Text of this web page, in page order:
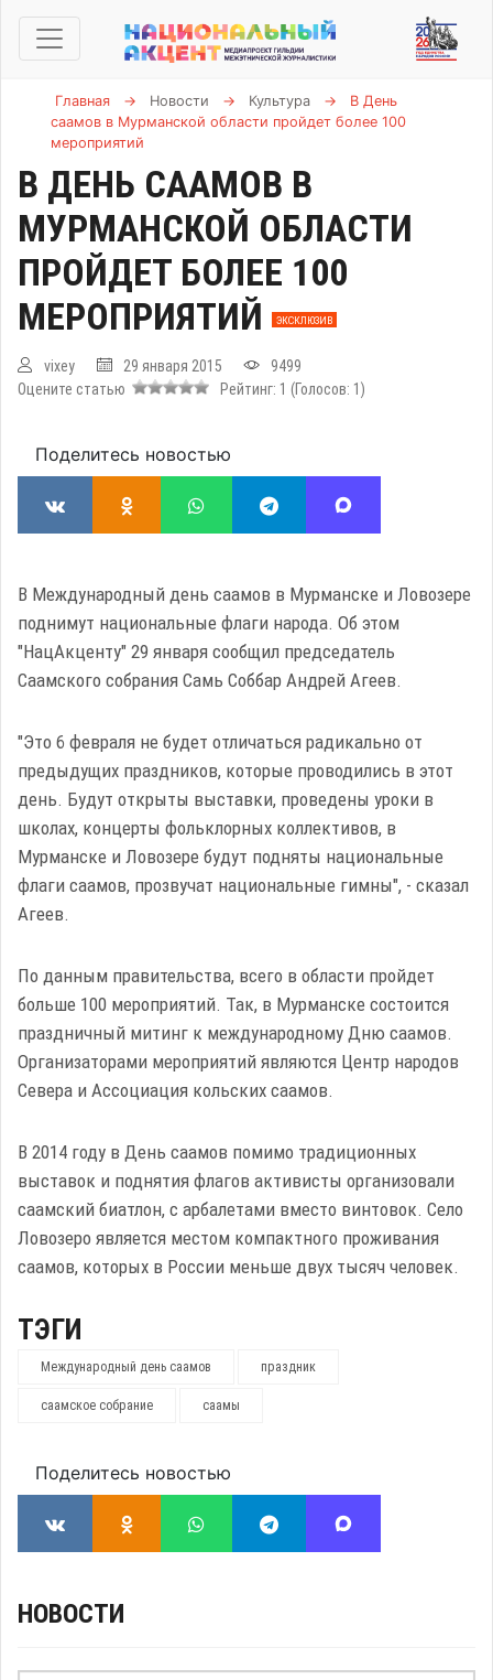
Главная → Новости → Культура →
В День
саамов в Мурманской области пройдет более 100
мероприятий
В ДЕНЬ СААМОВ В
МУРМАНСКОЙ ОБЛАСТИ
ПРОЙДЕТ БОЛЕЕ 100
МЕРОПРИЯТИЙ
ЭКСКЛЮЗИВ
vixey 29 января 2015
9499
Оцените статью
Рейтинг: 1 (Голосов: 1 )
Поделитесь новостью
В Международный день саамов в Мурманске и Ловозере
поднимут национальные флаги народа. Об этом
"НацАкценту" 29 января сообщил председатель
Саамского собрания Самь Соббар Андрей Агеев.
"Это 6 февраля не будет отличаться радикально от
предыдущих праздников, которые проводились в этот
день. Будут открыты выставки, проведены уроки в
школах, концерты фольклорных коллективов, в
Мурманске и Ловозере будут подняты национальные
флаги саамов, прозвучат национальные гимны", - сказал
Агеев.
По данным правительства, всего в области пройдет
больше 100 мероприятий. Так, в Мурманске состоится
праздничный митинг к международному Дню саамов.
Организаторами мероприятий являются Центр народов
Севера и Ассоциация кольских саамов.
В 2014 году в День саамов помимо традиционных
выставок и поднятия флагов активисты организовали
саамский биатлон, с арбалетами вместо винтовок. Село
Ловозеро является местом компактного проживания
саамов, которых в России меньше двух тысяч человек.
ТЭГИ
Международный день саамов праздник
саамское собрание саамы
Поделитесь новостью
НОВОСТИ